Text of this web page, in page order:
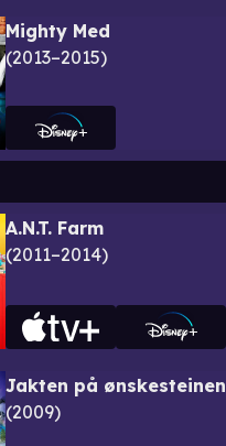
Mighty Med
2013–2015
A.N.T. Farm
2011–2014
Jakten på ønskesteinen
2009